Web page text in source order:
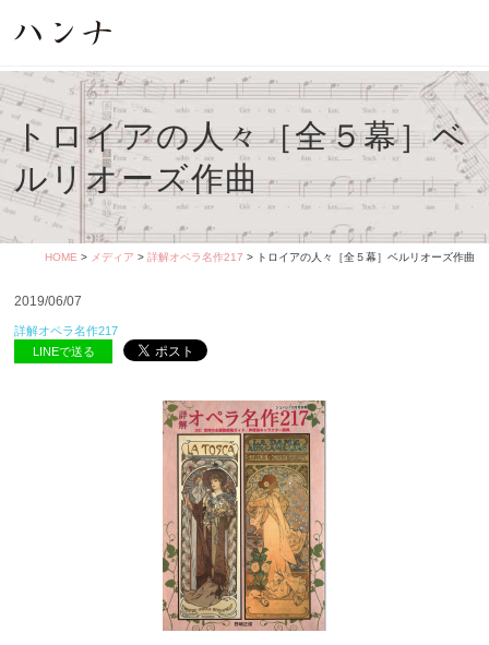
トロイアの人々［全５幕］ベ
ルリオーズ作曲
HOME > メディア > 詳解オペラ名作217 > トロイアの人々［全５幕］ベルリオーズ作曲
2019/06/07
詳解オペラ名作217
LINEで送る